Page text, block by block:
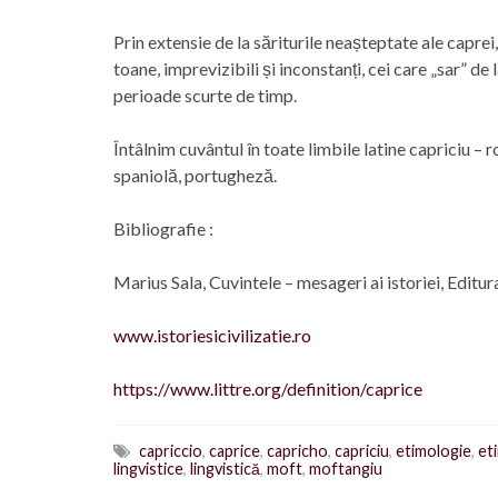
Prin extensie de la săriturile neașteptate ale
toane, imprevizibili și inconstanți, cei care „sar”
perioade scurte de timp.
Întâlnim cuvântul în toate limbile latine capriciu –
spaniolă, portugheză.
Bibliografie :
Marius Sala, Cuvintele – mesageri ai istoriei,
www.istoriesicivilizatie.ro
https://www.littre.org/definition/caprice
capriccio, caprice, capricho, capriciu, etimologie,
lingvistice, lingvistică, moft, moftangiu